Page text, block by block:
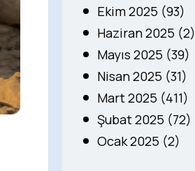
Ekim 2025 (93)
Haziran 2025 (2)
Mayıs 2025 (39)
Nisan 2025 (31)
Mart 2025 (411)
Şubat 2025 (72)
Ocak 2025 (2)